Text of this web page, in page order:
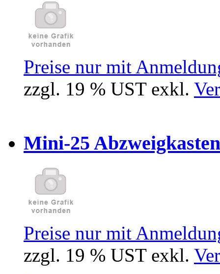
Preise nur mit
zzgl. 19 % UST exkl.
Mini-25
Preise nur mit
zzgl. 19 % UST exkl.